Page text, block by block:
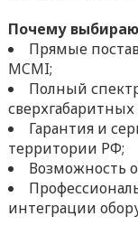
Почему
Прямые
MCMI;
Полный
сверхгабаритных
Гарантия и
территории РФ;
Возможность
интеграции